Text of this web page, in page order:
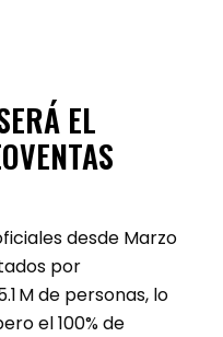
EL
desde Marzo
por
M de personas, lo
el 100% de